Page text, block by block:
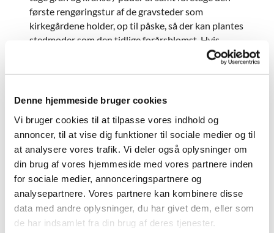
Denne hjemmeside bruger cookies
Vi bruger cookies til at tilpasse vores indhold og
annoncer, til at vise dig funktioner til sociale medier og til
at analysere vores trafik. Vi deler også oplysninger om
din brug af vores hjemmeside med vores partnere inden
for sociale medier, annonceringspartnere og
analysepartnere. Vores partnere kan kombinere disse
data med andre oplysninger, du har givet dem, eller som
de har indsamlet fra din brug af deres tjenester.
første rengøringstur af de gravsteder som
kirkegårdene holder, op til påske, så der kan plantes
stedmoder som den tidlige forårsblomst. Hvis
vinteren har været hård, er det også i den tid, at de
grave der ikke kunne sløjfes tidligere på grund af
April - juni